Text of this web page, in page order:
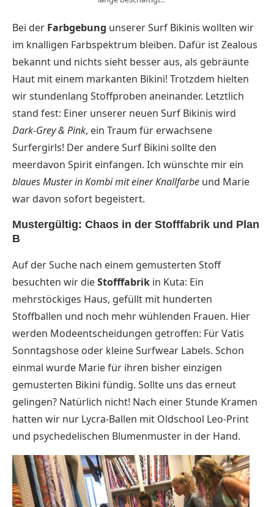
Bei der Farbgebung unserer Surf Bikinis wollten wir
im knalligen Farbspektrum bleiben. Dafür ist Zealous
bekannt und nichts sieht besser aus, als gebräunte
Haut mit einem markanten Bikini! Trotzdem hielten
wir stundenlang Stoffproben aneinander. Letztlich
stand fest: Einer unserer neuen Surf Bikinis wird
Dark-Grey & Pink, ein Traum für erwachsene
Surfergirls! Der andere Surf Bikini sollte den
meerdavon Spirit einfangen. Ich wünschte mir ein
blaues Muster in Kombi mit einer Knallfarbe und Marie
war davon sofort begeistert.
Mustergültig: Chaos in der Stofffabrik und Plan
B
Auf der Suche nach einem gemusterten Stoff
besuchten wir dieStofffabrik in Kuta: Ein
mehrstöckiges Haus, gefüllt mit hunderten
Stoffballen und noch mehr wühlenden Frauen. Hier
werden Modeentscheidungen getroffen: Für Vatis
Sonntagshose oder kleine Surfwear Labels. Schon
einmal wurde Marie für ihren bisher einzigen
gemusterten Bikini fündig. Sollte uns das erneut
gelingen? Natürlich nicht! Nach einer Stunde Kramen
hatten wir nur Lycra-Ballen mit Oldschool Leo-Print
und psychedelischen Blumenmuster in der Hand.